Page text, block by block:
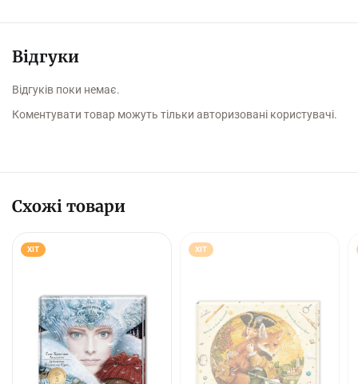
Відгуки
Відгуків поки немає.
Коментувати товар можуть тільки авторизовані користувачі.
Схожі товари
ХІТ ХІТ